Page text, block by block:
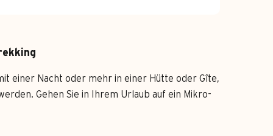
einer Nacht oder mehr in einer Hütte oder Gîte,
Gehen Sie in Ihrem Urlaub auf ein Mikro-